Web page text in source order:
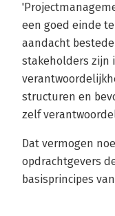
een goed einde
aandacht
stakeholders zijn
structuren en
zelf
Dat vermogen
opdrachtgevers
basisprincipes